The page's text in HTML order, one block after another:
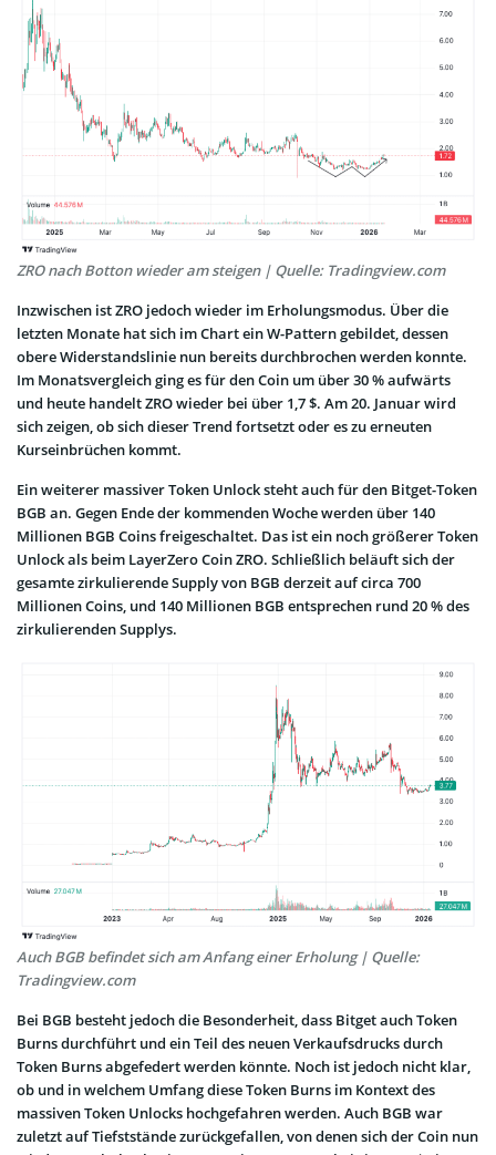
ZRO nach Botton wieder am steigen | Quelle: Tradingview.com
Inzwischen ist ZRO jedoch wieder im Erholungsmodus. Über die
letzten Monate hat sich im Chart ein W-Pattern gebildet, dessen
obere Widerstandslinie nun bereits durchbrochen werden konnte.
Im Monatsvergleich ging es für den Coin um über 30 % aufwärts
und heute handelt ZRO wieder bei über 1,7 $. Am 20. Januar wird
sich zeigen, ob sich dieser Trend fortsetzt oder es zu erneuten
Kurseinbrüchen kommt.
Ein weiterer massiver Token Unlock steht auch für den Bitget-Token
BGB an. Gegen Ende der kommenden Woche werden über 140
Millionen BGB Coins freigeschaltet. Das ist ein noch größerer Token
Unlock als beim LayerZero Coin ZRO. Schließlich beläuft sich der
gesamte zirkulierende Supply von BGB derzeit auf circa 700
Millionen Coins, und 140 Millionen BGB entsprechen rund 20 % des
zirkulierenden Supplys.
Auch BGB befindet sich am Anfang einer Erholung | Quelle:
Tradingview.com
Bei BGB besteht jedoch die Besonderheit, dass Bitget auch Token
Burns durchführt und ein Teil des neuen Verkaufsdrucks durch
Token Burns abgefedert werden könnte. Noch ist jedoch nicht klar,
ob und in welchem Umfang diese Token Burns im Kontext des
massiven Token Unlocks hochgefahren werden. Auch BGB war
zuletzt auf Tiefststände zurückgefallen, von denen sich der Coin nun